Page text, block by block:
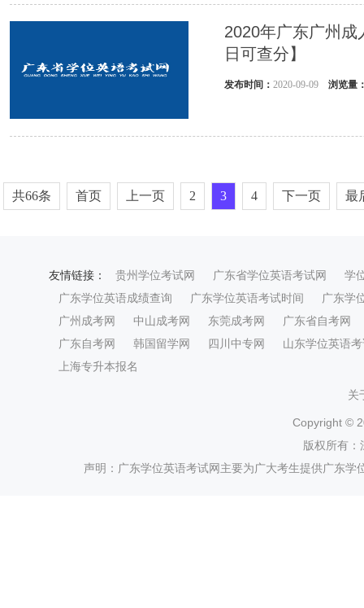
2020年广东广州
日可查分】
发布时间： 2020-09-09 浏览量
共66条 首页 上一页 2 3 4 下一页 最
友情链接： 贵州学位考试网 广东省学位英语考试网
学
广东学位英语成绩查询
广东学位英语考试时间
广东学
广州成考网
中山成考网 东莞成考网
广东省自考网
广东自考网
韩国留学网 四川中专网
山东学位英语
上海专升本报名
关
Copyright ©
版权所有
声明：广东学位英语考试网主要为广大考生提供广东